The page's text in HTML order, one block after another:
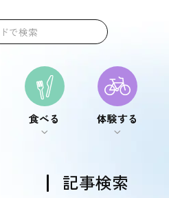
食べる
食べる
体験する
体験する
記事検索